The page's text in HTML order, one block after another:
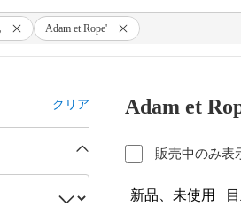
Adam et Rope'
クリア Adam et
販売中のみ表
新品、未使用